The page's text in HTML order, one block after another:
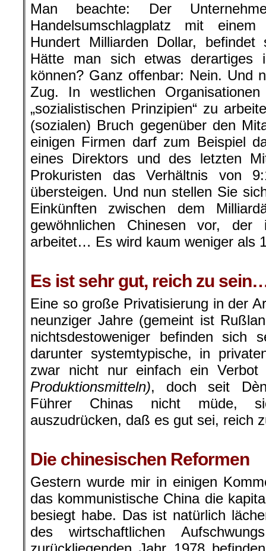
Man beachte: Der
Handelsumschlagplatz mit
Hundert Milliarden Dollar,
Hätte man sich etwas derartiges
können? Ganz offenbar: Nein. Und
Zug. In westlichen
„sozialistischen Prinzipien“ zu
(sozialen) Bruch gegenüber den
einigen Firmen darf zum Beispiel
eines Direktors und des letzten
Prokuristen das Verhältnis von
übersteigen. Und nun stellen Sie
Einkünften zwischen dem
gewöhnlichen Chinesen vor, der
arbeitet… Es wird kaum weniger als
Es ist sehr gut, reich zu
Eine so große Privatisierung in der
neunziger Jahre (gemeint ist
nichtsdestoweniger befinden sich
darunter systemtypische, in
zwar nicht nur einfach ein
Produktionsmitteln), doch seit
Führer Chinas nicht müde,
auszudrücken, daß es gut sei, reich
Die chinesischen Reformen
Gestern wurde mir in einigen
das kommunistische China die
besiegt habe. Das ist natürlich
des wirtschaftlichen